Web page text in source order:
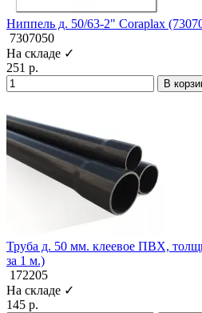
Ниппель д. 50/63-2" Coraplax
7307050
На складе ✓
251 р.
В
Труба д. 50 мм. клеевое ПВХ,
за 1 м.)
172205
На складе ✓
145 р.